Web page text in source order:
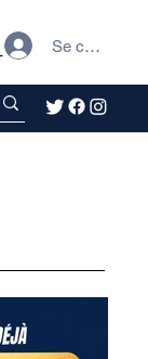
Se connecter